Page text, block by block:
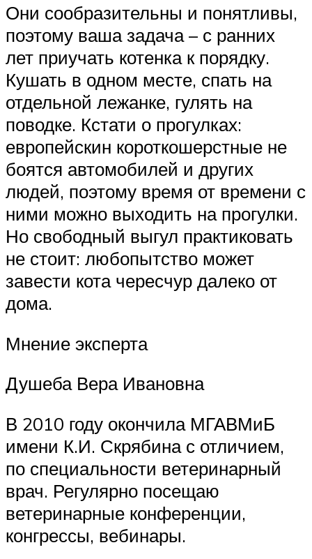
Они сообразительны и понятливы,
поэтому ваша задача – с ранних
лет приучать котенка к порядку.
Кушать в одном месте, спать на
отдельной лежанке, гулять на
поводке. Кстати о прогулках:
европейскин короткошерстные не
боятся автомобилей и других
людей, поэтому время от времени с
ними можно выходить на прогулки.
Но свободный выгул практиковать
не стоит: любопытство может
завести кота чересчур далеко от
дома.
Мнение эксперта
Душеба Вера Ивановна
В 2010 году окончила МГАВМиБ
имени К.И. Скрябина с отличием,
по специальности ветеринарный
врач. Регулярно посещаю
ветеринарные конференции,
конгрессы, вебинары.